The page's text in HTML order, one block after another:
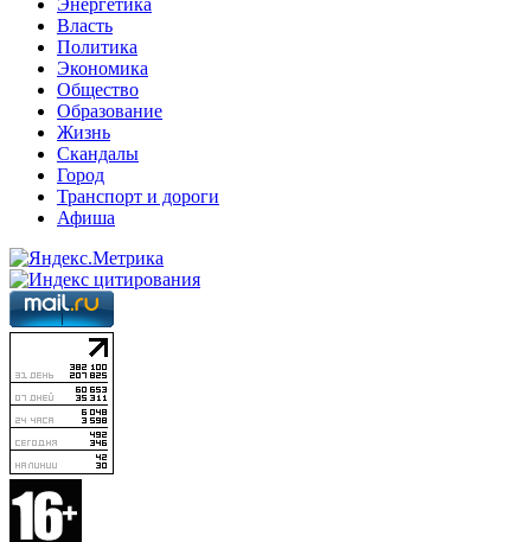
Власть
Политика
Экономика
Общество
Образование
Жизнь
Скандалы
Город
Транспорт и дороги
Афиша